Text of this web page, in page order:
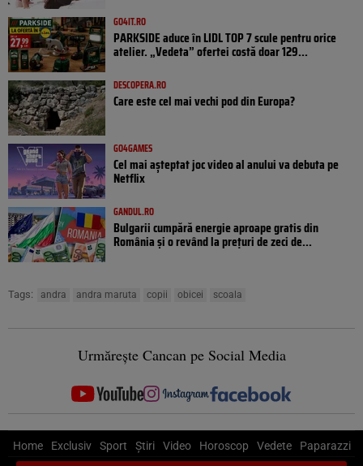
GO4IT.RO
PARKSIDE aduce în LIDL TOP 7 scule pentru orice
atelier. „Vedeta” ofertei costă doar 129...
DESCOPERA.RO
Care este cel mai vechi pod din Europa?
GO4GAMES
Cel mai așteptat joc video al anului va debuta pe
Netflix
GANDUL.RO
Bulgarii cumpără energie aproape gratis din
România și o revând la prețuri de zeci de...
Tags: andra andra maruta copii obicei scoala
Urmărește Cancan pe Social Media
Home Exclusiv Sport Știri Video Horoscop Vedete Paparazzi